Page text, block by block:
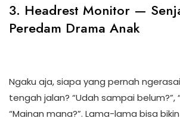
3. Headrest Monitor —
Peredam Drama Anak
Ngaku aja, siapa yang pernah
tengah jalan? “Udah sampai belum?”,
“Mainan mana?”. Lama-lama bisa